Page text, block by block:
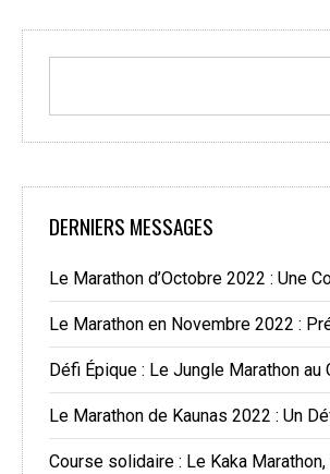
DERNIERS MESSAGES
Le Marathon d’Octobre 2022 : Une
Le Marathon en Novembre 2022 :
Défi Épique : Le Jungle Marathon
Le Marathon de Kaunas 2022 : Un
Course solidaire : Le Kaka